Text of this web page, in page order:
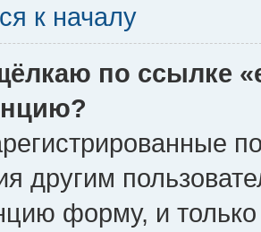
к началу
по ссылке
другим
форму, и